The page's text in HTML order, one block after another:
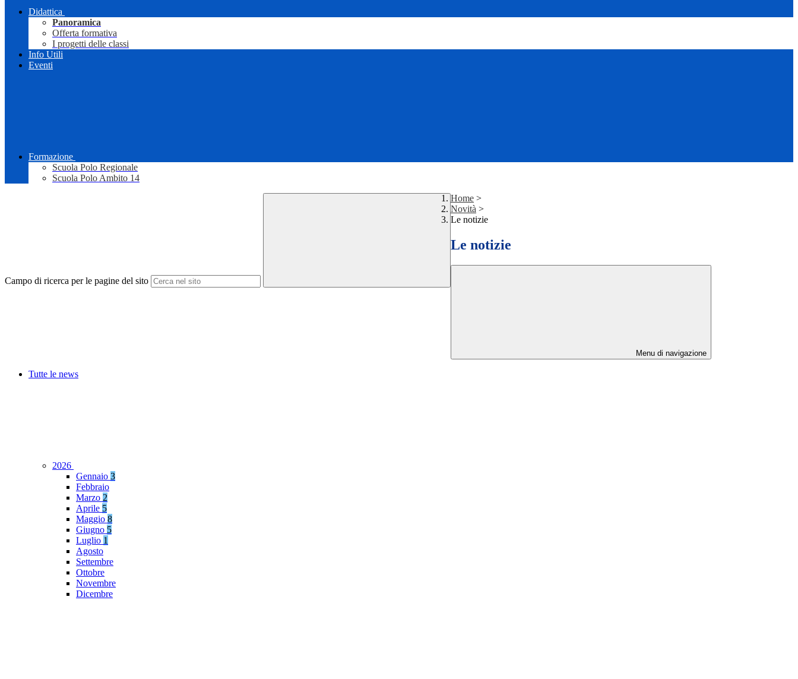
Didattica
Panoramica
Offerta formativa
I progetti delle classi
Info Utili
Eventi
Formazione
Scuola Polo Regionale
Scuola Polo Ambito 14
Campo di ricerca per le pagine del sito
Home >
Novità >
Le notizie
Le notizie
Menu di navigazione
Tutte le news
2026
Gennaio 3
Febbraio
Marzo 2
Aprile 5
Maggio 8
Giugno 5
Luglio 1
Agosto
Settembre
Ottobre
Novembre
Dicembre